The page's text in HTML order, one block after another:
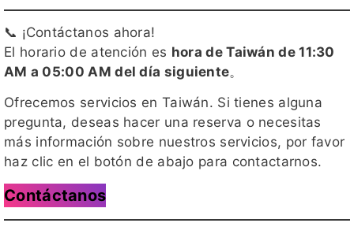
📞 ¡Contáctanos ahora!
El horario de atención es hora de Taiwán de 11:30
AM a 05:00 AM del día siguiente。
Ofrecemos servicios en Taiwán. Si tienes alguna
pregunta, deseas hacer una reserva o necesitas
más información sobre nuestros servicios, por favor
haz clic en el botón de abajo para contactarnos.
Contáctanos